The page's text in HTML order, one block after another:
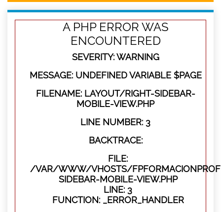
A PHP ERROR WAS
ENCOUNTERED
SEVERITY: WARNING
MESSAGE: UNDEFINED VARIABLE $PAGE
FILENAME: LAYOUT/RIGHT-SIDEBAR-
MOBILE-VIEW.PHP
LINE NUMBER: 3
BACKTRACE:
FILE:
/VAR/WWW/VHOSTS/
SIDEBAR-MOBILE-VIEW.PHP
LINE: 3
FUNCTION: _ERROR_HANDLER